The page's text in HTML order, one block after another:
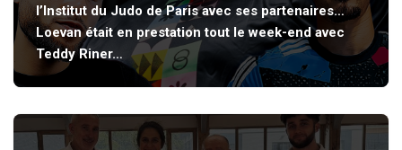
l’Institut du Judo de Paris avec ses partenaires…
Loevan était en prestation tout le week-end avec
Teddy Riner…